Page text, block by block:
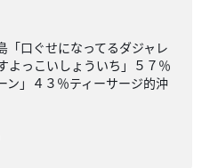
「口ぐせになってるダジャレ
よっこいしょういち」５７％
ン」４３％ティーサージ的沖